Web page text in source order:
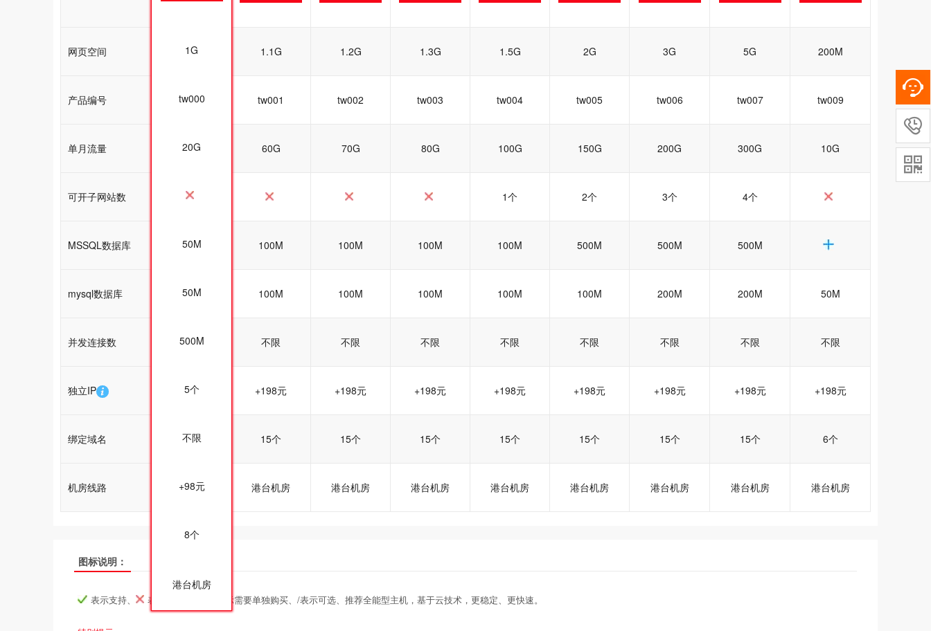
网页空间 1G 1.1G 1.2G 1.3G 1.5G 2G 3G 5G 200M
产品编号 tw000 tw001 tw002 tw003 tw004 tw005 tw006 tw007 tw009
单月流量 50G 60G 70G 80G 100G 150G 200G 300G 10G
可开子网站数 1个 2个 3个 4个
MSSQL数据库 50M 100M 100M 100M 100M 500M 500M 500M
mysql数据库 100M 100M 100M 100M 100M 100M 200M 200M 50M
并发连接数 不限 不限 不限 不限 不限 不限 不限 不限 不限
独立IP +198元 +198元 +198元 +198元 +198元 +198元 +198元 +198元 +198元
绑定域名 15个 15个 15个 15个 15个 15个 15个 15个 6个
机房线路 港台机房 港台机房 港台机房 港台机房 港台机房 港台机房 港台机房 港台机房 港台机房
1G
tw000
20G
50M
50M
500M
5个
不限
+98元
8个
港台机房
产品名称
tw000
产品名称
tw000
产品名称
tw000
图标说明：
表示支持、 表示不支持、 表示需要单独购买、/表示可选、推荐全能型主机，基于云技术，更稳定、更快速。

